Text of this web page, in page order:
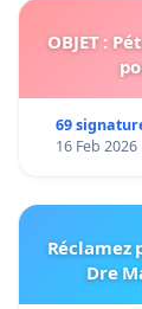
OBJET :
69
16 Feb 2026
Réclamez
Dre